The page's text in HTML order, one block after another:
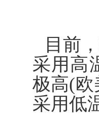
目前
采用高
极高(欧
采用低